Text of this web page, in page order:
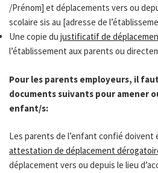
/Prénom] et déplacements vers ou
scolaire sis au [adresse de
Une copie du justificatif de
l’établissement aux parents ou
Pour les parents employeurs, il
documents suivants pour amener
enfant/s:
Les parents de l’enfant confié doivent
attestation de déplacement
déplacement vers ou depuis le lieu